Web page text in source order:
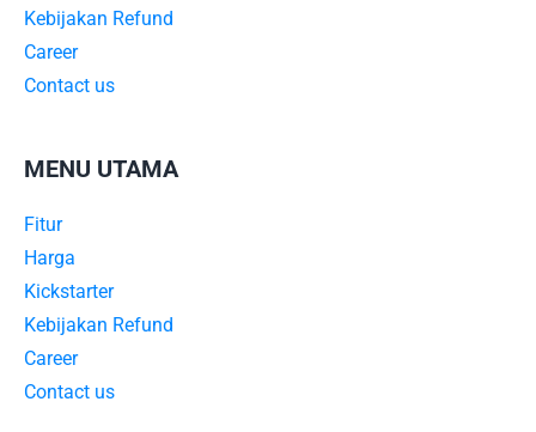
Kebijakan Refund
Career
Contact us
MENU UTAMA
Fitur
Harga
Kickstarter
Kebijakan Refund
Career
Contact us